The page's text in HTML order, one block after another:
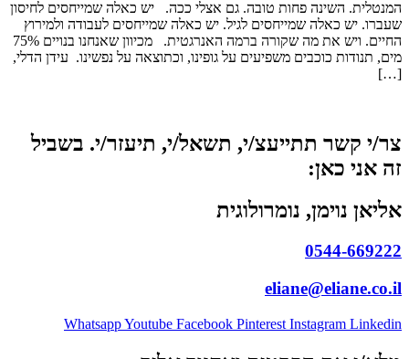
המנטלית. השינה פחות טובה. גם אצלי ככה. יש כאלה שמייחסים לחיסון
שעברו. יש כאלה שמייחסים לגיל. יש כאלה שמייחסים לעבודה ולמירוץ
החיים. ויש את מה שקורה ברמה האנרגטית. מכיוון שאנחנו בנויים 75%
מים, תנודות כוכבים משפיעים על גופינו, וכתוצאה על נפשינו. עידן הדלי,
[…]
צר/י קשר תתייעצ/י, תשאל/י, תיעזר/י. בשביל
זה אני כאן:
אליאן נוימן, נומרולוגית
0544-669222
eliane@eliane.co.il
WhatsappYoutube Facebook Pinterest Instagram Linkedin